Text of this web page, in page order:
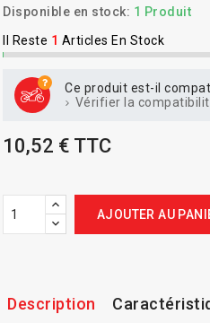
Disponible en stock: 1 Produit
Il Reste 1 Articles En Stock
Ce produit est-il
Vérifier la
10,52 € TTC
AJOUTER AU
Description